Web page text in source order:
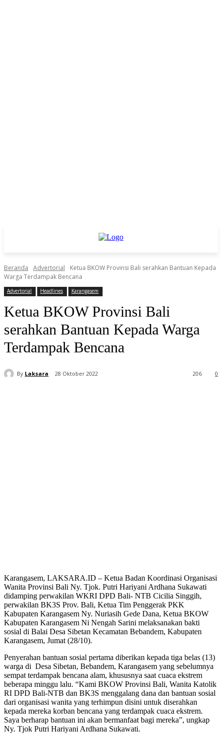
Beranda Advertorial
Ketua BKOW Provinsi Bali serahkan Bantuan Kepada
Warga Terdampak Bencana
Advertorial Headlines Karangasem
Ketua BKOW Provinsi Bali
serahkan Bantuan Kepada Warga
Terdampak Bencana
By Laksara 28 Oktober 2022 0
206
Karangasem, LAKSARA.ID – Ketua Badan Koordinasi Organisasi
Wanita Provinsi Bali Ny. Tjok. Putri Hariyani Ardhana Sukawati
didamping perwakilan WKRI DPD Bali- NTB Cicilia Singgih,
perwakilan BK3S Prov. Bali, Ketua Tim Penggerak PKK
Kabupaten Karangasem Ny. Nuriasih Gede Dana, Ketua BKOW
Kabupaten Karangasem Ni Nengah Sarini melaksanakan bakti
sosial di Balai Desa Sibetan Kecamatan Bebandem, Kabupaten
Karangasem, Jumat (28/10).
Penyerahan bantuan sosial pertama diberikan kepada tiga belas (13)
warga di Desa Sibetan, Bebandem, Karangasem yang sebelumnya
sempat terdampak bencana alam, khususnya saat cuaca ekstrem
beberapa minggu lalu. “Kami BKOW Provinsi Bali, Wanita Katolik
RI DPD Bali-NTB dan BK3S menggalang dana dan bantuan sosial
dari organisasi wanita yang terhimpun disini untuk diserahkan
kepada mereka korban bencana yang terdampak cuaca ekstrem.
Saya berharap bantuan ini akan bermanfaat bagi mereka”, ungkap
Ny. Tjok Putri Hariyani Ardhana Sukawati.